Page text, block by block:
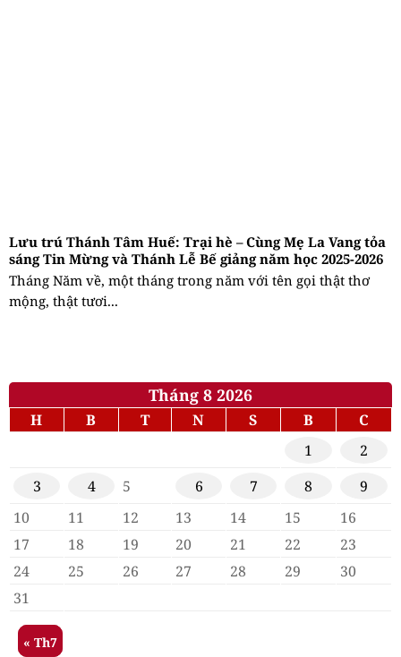
Lưu trú Thánh Tâm Huế: Trại hè – Cùng Mẹ La Vang tỏa
sáng Tin Mừng và Thánh Lễ Bế giảng năm học 2025-2026
Tháng Năm về, một tháng trong năm với tên gọi thật thơ
mộng, thật tươi...
Tháng 8 2026
H B T N S B
C
1
2
3
4 5 6 7 8
9
10
11 12 13 14 15
16
17
18 19 20 21 22
23
24
25 26 27 28 29
30
31
« Th7